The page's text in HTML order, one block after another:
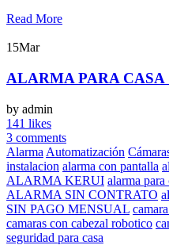
Read More
15Mar
ALARMA PARA CASA
by admin
141 likes
3 comments
Alarma Automatización
instalacion alarma con pantalla
ALARMA KERUI alarma para
ALARMA SIN CONTRATO
SIN PAGO MENSUAL
camaras con cabezal robotico
seguridad para casa